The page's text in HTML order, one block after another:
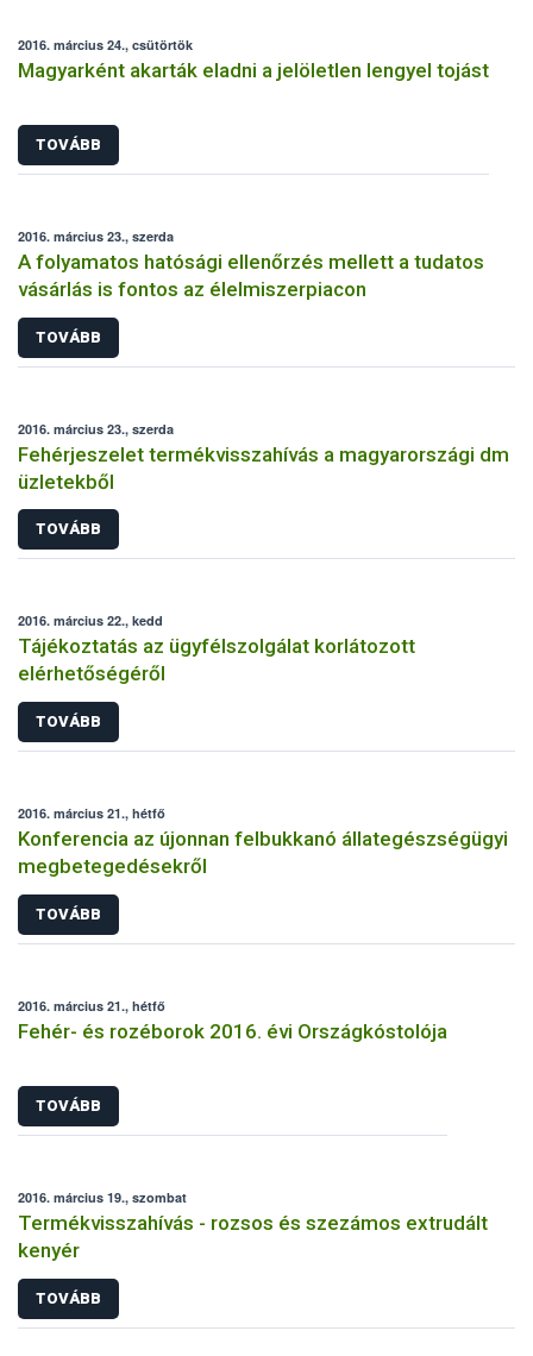
2016. március 24., csütörtök
Magyarként akarták eladni a jelöletlen lengyel tojást
TOVÁBB
2016. március 23., szerda
A folyamatos hatósági ellenőrzés mellett a tudatos
vásárlás is fontos az élelmiszerpiacon
TOVÁBB
2016. március 23., szerda
Fehérjeszelet termékvisszahívás a magyarországi dm
üzletekből
TOVÁBB
2016. március 22., kedd
Tájékoztatás az ügyfélszolgálat korlátozott
elérhetőségéről
TOVÁBB
2016. március 21., hétfő
Konferencia az újonnan felbukkanó állategészségügyi
megbetegedésekről
TOVÁBB
2016. március 21., hétfő
Fehér- és rozéborok 2016. évi Országkóstolója
TOVÁBB
2016. március 19., szombat
Termékvisszahívás - rozsos és szezámos extrudált
kenyér
TOVÁBB